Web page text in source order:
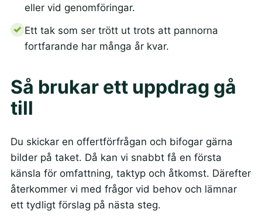
eller vid genomföringar.
Ett tak som ser trött ut trots att pannorna
fortfarande har många år kvar.
Så brukar ett uppdrag gå
till
Du skickar en offertförfrågan och bifogar gärna
bilder på taket. Då kan vi snabbt få en första
känsla för omfattning, taktyp och åtkomst. Därefter
återkommer vi med frågor vid behov och lämnar
ett tydligt förslag på nästa steg.